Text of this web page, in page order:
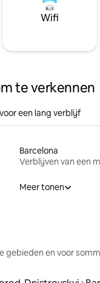
Wifi
te verkennen
een lang verblijf
Barcelona
Verblijven van een
Meer tonen
gebieden en voor